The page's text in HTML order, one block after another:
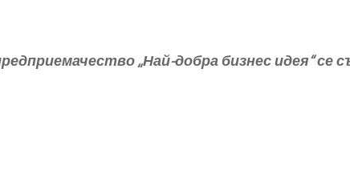
„Най-добра бизнес идея“ се